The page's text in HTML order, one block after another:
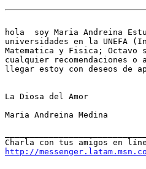
hola  soy Maria Andreina
universidades en la UNEFA
Matematica y Fisica; Octavo
cualquier recomendaciones o
llegar estoy con deseos de
La Diosa del Amor
Maria Andreina Medina
http://